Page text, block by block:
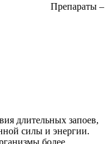
Препараты –
длительных запоев,
силы и энергии.